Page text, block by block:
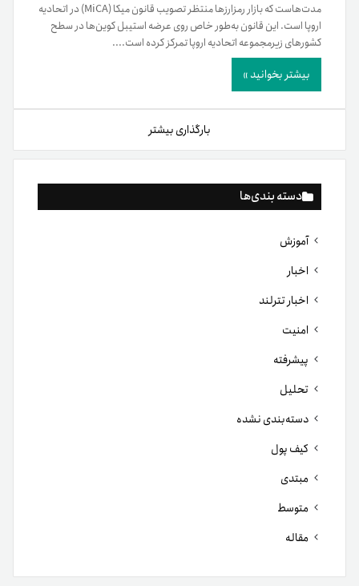
دسته بندی‌ها
آموزش
اخبار
اخبار تترلند
امنیت
پیشرفته
تحلیل
دسته‌بندی نشده
کیف پول
مبتدی
متوسط
مقاله
مدت‌هاست که بازار رمزارزها منتظر تصویب قانون میکا (MiCA) در اتحادیه
اروپا است. این قانون به‌طور خاص روی عرضه استیبل کوین‌ها در سطح
کشورهای زیرمجموعه اتحادیه اروپا تمرکز کرده است....
بیشتر بخوانید »
بارگذاری بیشتر